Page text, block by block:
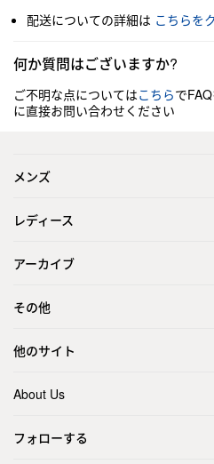
配送についての詳細は こちらを
何か質問はございますか?
ご不明な点についてはこちらで
に直接お問い合わせください
メンズ
レディース
アーカイブ
その他
他のサイト
About Us
フォローする